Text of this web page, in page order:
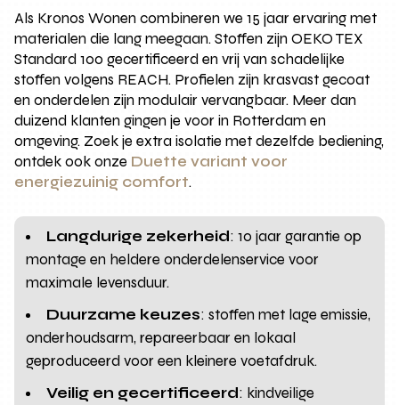
Als Kronos Wonen combineren we 15 jaar ervaring met
materialen die lang meegaan. Stoffen zijn OEKO TEX
Standard 100 gecertificeerd en vrij van schadelijke
stoffen volgens REACH. Profielen zijn krasvast gecoat
en onderdelen zijn modulair vervangbaar. Meer dan
duizend klanten gingen je voor in Rotterdam en
omgeving. Zoek je extra isolatie met dezelfde bediening,
ontdek ook onze Duette variant voor
energiezuinig comfort.
Langdurige zekerheid: 10 jaar garantie op
montage en heldere onderdelenservice voor
maximale levensduur.
Duurzame keuzes: stoffen met lage emissie,
onderhoudsarm, repareerbaar en lokaal
geproduceerd voor een kleinere voetafdruk.
Veilig en gecertificeerd: kindveilige